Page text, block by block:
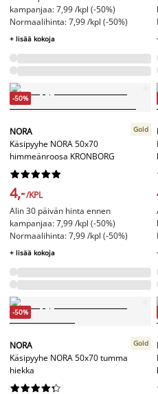
kampanjaa: 7,99 /kpl (-50%)
Normaalihinta: 7,99 /kpl (-50%)
+ lisää kokoja
-50%
NORA
Käsipyyhe NORA 50x70
himmeänroosa KRONBORG
Gold






4,-/KPL
Alin 30 päivän hinta ennen
kampanjaa: 7,99 /kpl (-50%)
Normaalihinta: 7,99 /kpl (-50%)
+ lisää kokoja
-50%
NORA
Käsipyyhe NORA 50x70 tumma
hiekka
Gold





